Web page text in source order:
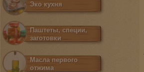
Эко кухня
Паштеты, специи,
заготовки
Масла первого
отжима